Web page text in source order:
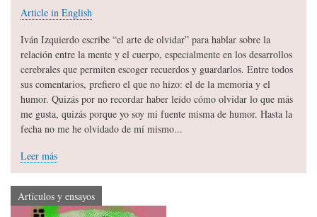
Article in English
Iván Izquierdo escribe “el arte de olvidar” para hablar sobre la
relación entre la mente y el cuerpo, especialmente en los desarrollos
cerebrales que permiten escoger recuerdos y guardarlos. Entre todos
sus comentarios, prefiero el que no hizo: el de la memoria y el
humor. Quizás por no recordar haber leído cómo olvidar lo que más
me gusta, quizás porque yo soy mi fuente misma de humor. Hasta la
fecha no me he olvidado de mí mismo...
Leer más
Artículos y ensayos